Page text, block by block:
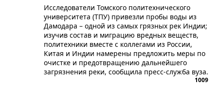
​Исследователи Томского политехнического
университета (ТПУ) привезли пробы воды из
Дамодара – одной из самых грязных рек Индии;
изучив состав и миграцию вредных веществ,
политехники вместе с коллегами из России,
Китая и Индии намерены предложить меры по
очистке и предотвращению дальнейшего
загрязнения реки, сообщила пресс-служба вуза.
1009